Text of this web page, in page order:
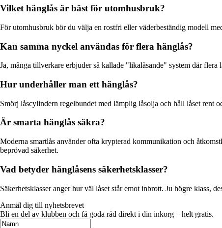
Vilket hänglås är bäst för utomhusbruk?
För utomhusbruk bör du välja en rostfri eller väderbeständig modell
Kan samma nyckel användas för flera hänglås?
Ja, många tillverkare erbjuder så kallade "likalåsande" system där
Hur underhåller man ett hänglås?
Smörj låscylindern regelbundet med lämplig låsolja och håll låset rent
Är smarta hänglås säkra?
Moderna smartlås använder ofta krypterad kommunikation och
beprövad säkerhet.
Vad betyder hänglåsens säkerhetsklasser?
Säkerhetsklasser anger hur väl låset står emot inbrott. Ju högre klass,
Anmäl dig till nyhetsbrevet
Bli en del av klubben och få goda råd direkt i din inkorg – helt gratis.